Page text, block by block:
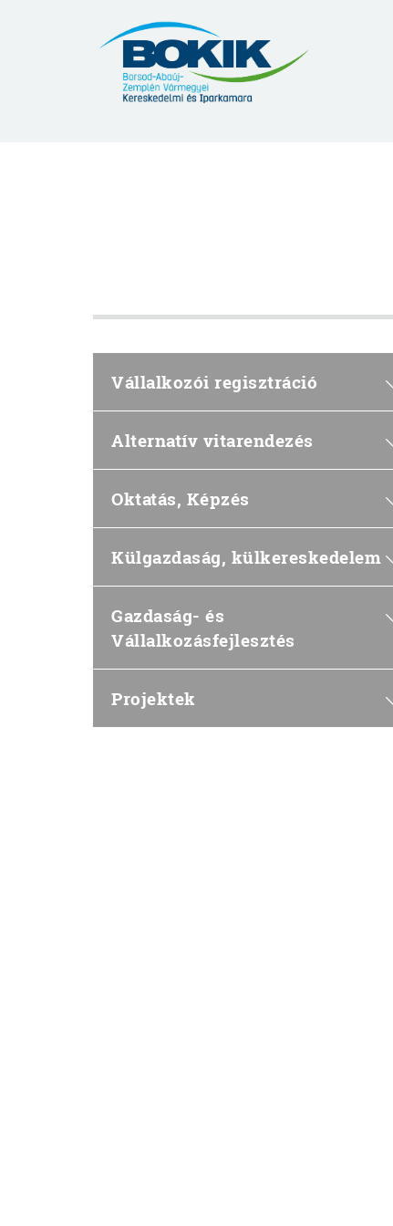
Vállalkozói regisztráció
Alternatív vitarendezés
Oktatás, Képzés
Külgazdaság, külkereskedelem
Gazdaság- és
Vállalkozásfejlesztés
Projektek